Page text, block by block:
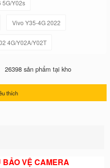
5G/Y02s
Vivo Y35-4G 2022
4G/Y02A/Y02T
26398 sản phẩm tại kho
thích
VỆ CAMERA